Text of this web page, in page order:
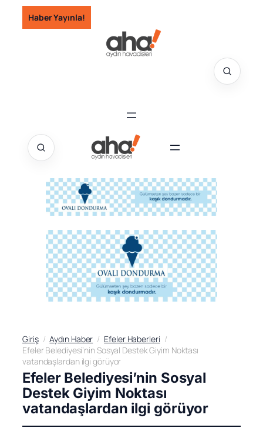
İçeriğe
geç
Haber Yayınla!
Giriş Aydın Haber
Efeler Haberleri
Efeler Belediyesi’nin Sosyal Destek Giyim Noktası
vatandaşlardan ilgi görüyor
Efeler Belediyesi’nin Sosyal
Destek Giyim Noktası
vatandaşlardan ilgi görüyor